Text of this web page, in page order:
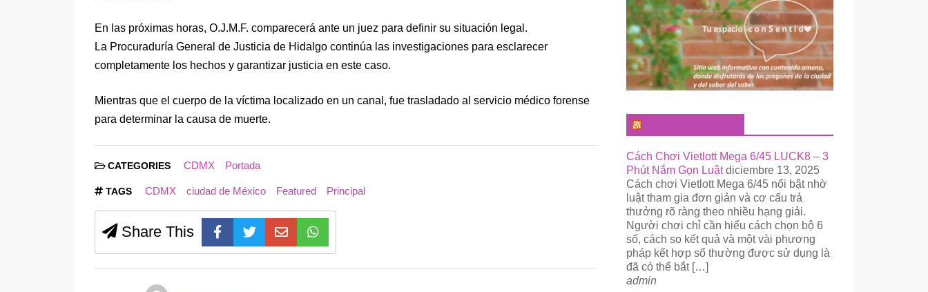
En las próximas horas, O.J.M.F. comparecerá ante un juez para definir su situación legal.
La Procuraduría General de Justicia de Hidalgo continúa las investigaciones para esclarecer
completamente los hechos y garantizar justicia en este caso.
Mientras que el cuerpo de la víctima localizado en un canal, fue trasladado al servicio médico forense
para determinar la causa de muerte.
CATEGORIES CDMX Portada
TAGS CDMX ciudad de México Featured Principal
Share This
Cách Chơi Vietlott Mega 6/45 LUCK8 – 3
Phút Nắm Gọn Luật diciembre 13, 2025
Cách chơi Vietlott Mega 6/45 nổi bật nhờ
luật tham gia đơn giản và cơ cấu trả
thưởng rõ ràng theo nhiều hạng giải.
Người chơi chỉ cần hiểu cách chọn bộ 6
số, cách so kết quả và một vài phương
pháp kết hợp số thường được sử dụng là
đã có thể bắt […]
admin